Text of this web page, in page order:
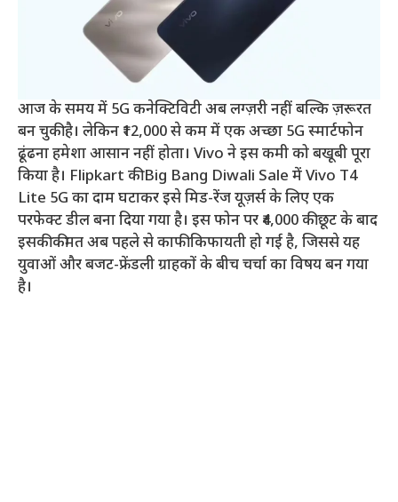
आज के समय में 5G कनेक्टिविटी अब लग्ज़री नहीं बल्कि ज़रूरत
बन चुकी है। लेकिन ₹12,000 से कम में एक अच्छा 5G स्मार्टफोन
ढूंढना हमेशा आसान नहीं होता। Vivo ने इस कमी को बखूबी पूरा
किया है। Flipkart की Big Bang Diwali Sale में Vivo T4
Lite 5G का दाम घटाकर इसे मिड-रेंज यूज़र्स के लिए एक
परफेक्ट डील बना दिया गया है। इस फोन पर ₹4,000 की छूट के बाद
इसकी कीमत अब पहले से काफी किफायती हो गई है, जिससे यह
युवाओं और बजट-फ्रेंडली ग्राहकों के बीच चर्चा का विषय बन गया
है।